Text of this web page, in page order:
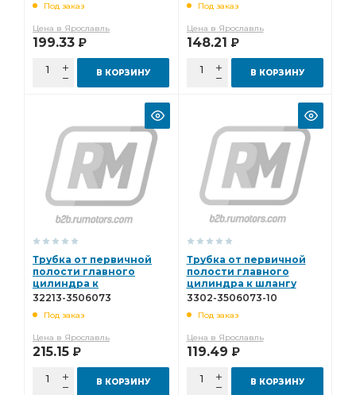
вторичной полости вторичной полости главного
вторичной полости главного цилиндра
первичной полости главного
первичной полости главного цилиндра
Под заказ
Цена в Ярославль
199.33 Р
В КОРЗИНУ
Под заказ
Цена в Ярославль
148.21 Р
В КОРЗИНУ
Трубка от первичной
полости главного
цилиндра к
гидроагрегату Газель
32213-3506073
Под заказ
Цена в Ярославль
215.15 Р
В КОРЗИНУ
Трубка от первичной
полости главного
цилиндра к шлангу
3302-3506073-10
3302-3506073-10
Под заказ
Цена в Ярославль
119.49 Р
В КОРЗИНУ